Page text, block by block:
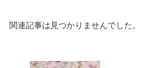
関連記事は見つかりませんでした。